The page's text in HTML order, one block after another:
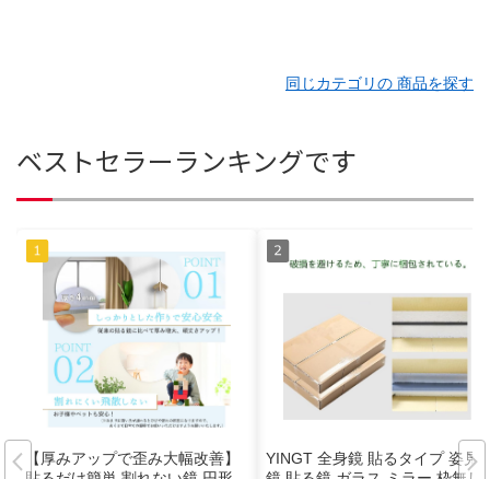
同じカテゴリの 商品を探す
ベストセラーランキングです
【厚みアップで歪み大幅改善】
YINGT 全身鏡 貼るタイプ 姿見